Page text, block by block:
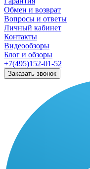
Обмен и возврат
Вопросы и ответы
Личный кабинет
Контакты
Видеообзоры
Блог и обзоры
+7(495)152-01-52
Заказать звонок